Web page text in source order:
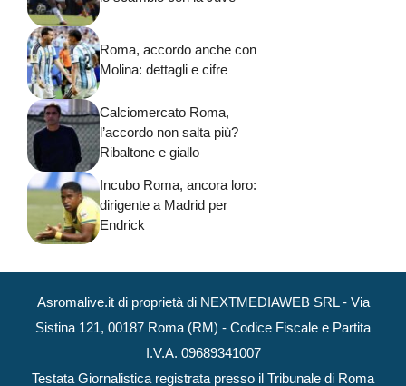
Roma, accordo anche con
Molina: dettagli e cifre
Calciomercato Roma,
l’accordo non salta più?
Ribaltone e giallo
Incubo Roma, ancora loro:
dirigente a Madrid per
Endrick
Asromalive.it di proprietà di NEXTMEDIAWEB SRL - Via
Sistina 121, 00187 Roma (RM) - Codice Fiscale e Partita
I.V.A. 09689341007
Testata Giornalistica registrata presso il Tribunale di Roma